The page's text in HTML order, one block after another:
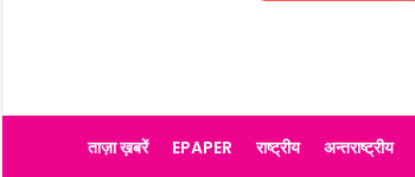
ताज़ा ख़बरें EPAPER राष्ट्रीय अन्तराष्ट्रीय